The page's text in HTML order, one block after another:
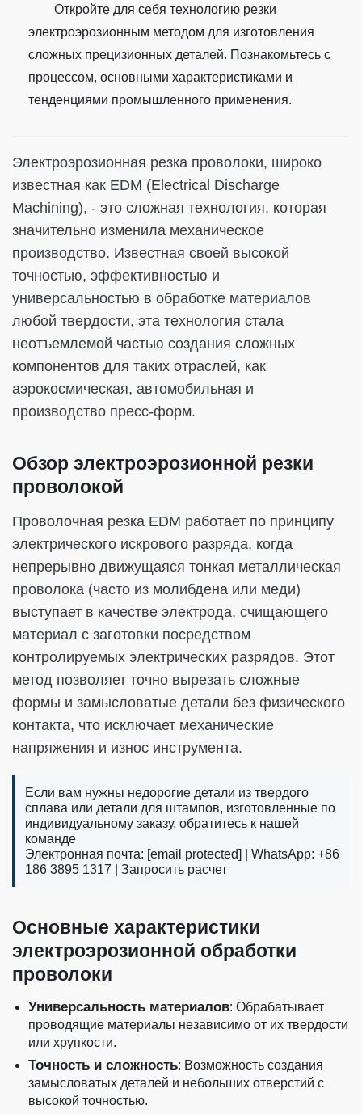
Откройте для себя технологию резки
электроэрозионным методом для изготовления
сложных прецизионных деталей. Познакомьтесь с
процессом, основными характеристиками и
тенденциями промышленного применения.
Электроэрозионная резка проволоки, широко
известная как EDM (Electrical Discharge
Machining), - это сложная технология, которая
значительно изменила механическое
производство. Известная своей высокой
точностью, эффективностью и
универсальностью в обработке материалов
любой твердости, эта технология стала
неотъемлемой частью создания сложных
компонентов для таких отраслей, как
аэрокосмическая, автомобильная и
производство пресс-форм.
Обзор электроэрозионной резки
проволокой
Проволочная резка EDM работает по принципу
электрического искрового разряда, когда
непрерывно движущаяся тонкая металлическая
проволока (часто из молибдена или меди)
выступает в качестве электрода, счищающего
материал с заготовки посредством
контролируемых электрических разрядов. Этот
метод позволяет точно вырезать сложные
формы и замысловатые детали без физического
контакта, что исключает механические
напряжения и износ инструмента.
Если вам нужны недорогие детали из твердого
сплава или детали для штампов, изготовленные по
индивидуальному заказу, обратитесь к нашей
команде
Электронная почта: [email protected]
| WhatsApp: +86
186 3895 1317 | Запросить расчет
Основные характеристики
электроэрозионной обработки
проволоки
Универсальность материалов: Обрабатывает
проводящие материалы независимо от их твердости
или хрупкости.
Точность и сложность: Возможность создания
замысловатых деталей и небольших отверстий с
высокой точностью.